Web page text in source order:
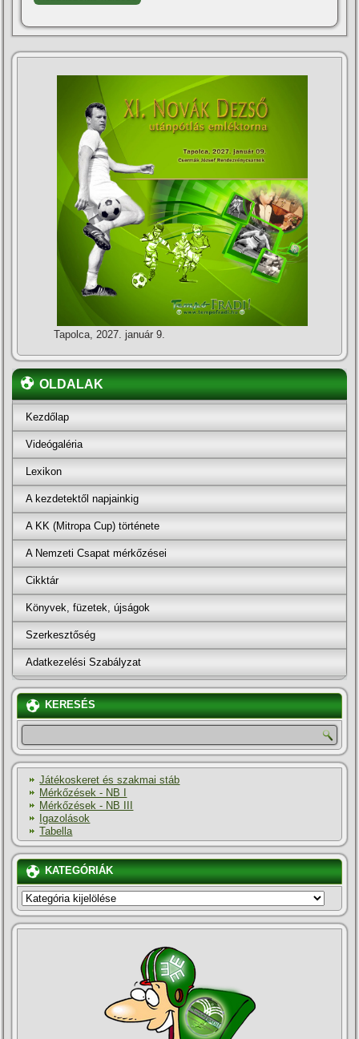
Tapolca, 2027. január 9.
OLDALAK
Kezdőlap
Videógaléria
Lexikon
A kezdetektől napjainkig
A KK (Mitropa Cup) története
A Nemzeti Csapat mérkőzései
Cikktár
Könyvek, füzetek, újságok
Szerkesztőség
Adatkezelési Szabályzat
KERESÉS
Játékoskeret és szakmai stáb
Mérkőzések - NB I
Mérkőzések - NB III
Igazolások
Tabella
KATEGÓRIÁK
KATEGÓRIÁK